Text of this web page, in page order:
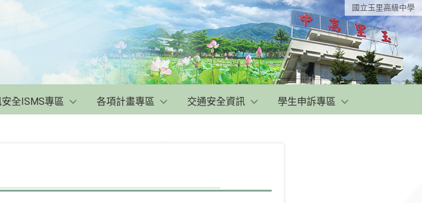
國立玉里高級中學
全ISMS專區 各項計畫專區 交通安全資訊 學生申訴專區